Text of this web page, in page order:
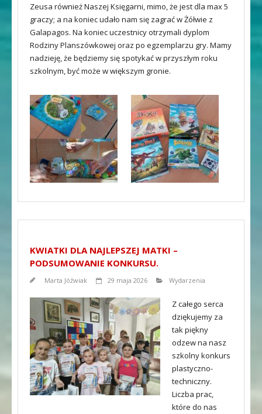
Zeusa również Naszej Księgarni, mimo, że jest dla max 5
graczy; a na koniec udało nam się zagrać w Żółwie z
Galapagos. Na koniec uczestnicy otrzymali dyplom
Rodziny Planszówkowej oraz po egzemplarzu gry. Mamy
nadzieję, że będziemy się spotykać w przyszłym roku
szkolnym, być może w większym gronie.
KWIATKI DLA NAJLEPSZEJ MATKI –
PODSUMOWANIE KONKURSU.
Marta Jóźwiak 29 maja 2026 Wydarzenia
Z całego serca
dziękujemy za
tak piękny
odzew na nasz
szkolny konkurs
plastyczno-
techniczny.
Liczba prac,
które do nas